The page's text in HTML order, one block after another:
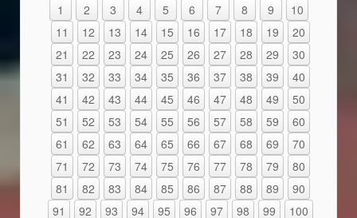
1 2 3 4 5 6 7 8 9
10
11
12 13 14 15 16 17 18 19
20
21
22 23 24 25 26 27 28 29
30
31
32 33 34 35 36 37 38 39
40
41
42 43 44 45 46 47 48 49
50
51
52 53 54 55 56 57 58 59
60
61
62 63 64 65 66 67 68 69
70
71
72 73 74 75 76 77 78 79
80
81
82 83 84 85 86 87 88 89
90
91
92 93 94 95 96 97 98 99
100